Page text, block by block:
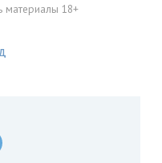
материалы 18+